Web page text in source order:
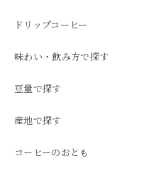
ドリップコーヒー
味わい・飲み方で探す
豆量で探す
産地で探す
コーヒーのおとも